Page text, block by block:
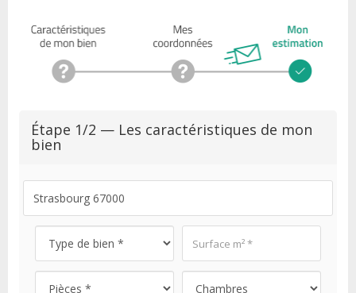
Étape 1/2 — Les caractéristiques de mon
bien